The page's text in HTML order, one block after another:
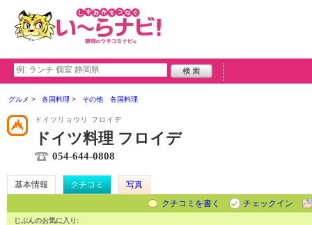
グルメ 各国料理 その他 各国料理
ドイツリョウリ フロイデ
ドイツ料理 フロイデ
054-644-0808
基本情報 クチコミ
写真
クチコミを書く
チェックイン
じぶんのお気に入り: